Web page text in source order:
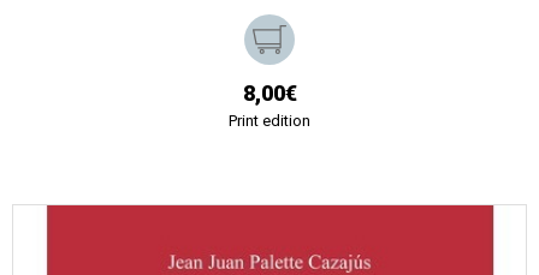
8,00€
Print edition